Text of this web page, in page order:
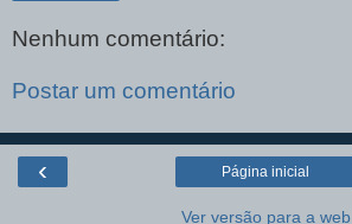
Nenhum comentário:
Postar um comentário
‹ Página inicial
Ver versão para a web